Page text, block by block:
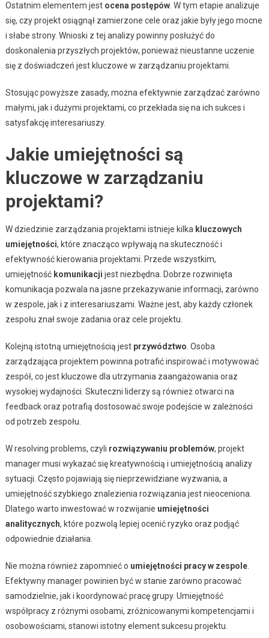
Ostatnim elementem jest ocena postępów. W tym etapie analizuje
się, czy projekt osiągnął zamierzone cele oraz jakie były jego mocne
i słabe strony. Wnioski z tej analizy powinny posłużyć do
doskonalenia przyszłych projektów, ponieważ nieustanne uczenie
się z doświadczeń jest kluczowe w zarządzaniu projektami.
Stosując powyższe zasady, można efektywnie zarządzać zarówno
małymi, jak i dużymi projektami, co przekłada się na ich sukces i
satysfakcję interesariuszy.
Jakie umiejętności są
kluczowe w zarządzaniu
projektami?
W dziedzinie zarządzania projektami istnieje kilka kluczowych
umiejętności, które znacząco wpływają na skuteczność i
efektywność kierowania projektami. Przede wszystkim,
umiejętność komunikacji jest niezbędna. Dobrze rozwinięta
komunikacja pozwala na jasne przekazywanie informacji, zarówno
w zespole, jak i z interesariuszami. Ważne jest, aby każdy członek
zespołu znał swoje zadania oraz cele projektu.
Kolejną istotną umiejętnością jest przywództwo. Osoba
zarządzająca projektem powinna potrafić inspirować i motywować
zespół, co jest kluczowe dla utrzymania zaangażowania oraz
wysokiej wydajności. Skuteczni liderzy są również otwarci na
feedback oraz potrafią dostosować swoje podejście w zależności
od potrzeb zespołu.
W resolving problems, czyli rozwiązywaniu problemów, projekt
manager musi wykazać się kreatywnością i umiejętnością analizy
sytuacji. Często pojawiają się nieprzewidziane wyzwania, a
umiejętność szybkiego znalezienia rozwiązania jest nieoceniona.
Dlatego warto inwestować w rozwijanie umiejętności
analitycznych, które pozwolą lepiej ocenić ryzyko oraz podjąć
odpowiednie działania.
Nie można również zapomnieć o umiejętności pracy w zespole.
Efektywny manager powinien być w stanie zarówno pracować
samodzielnie, jak i koordynować pracę grupy. Umiejętność
współpracy z różnymi osobami, zróżnicowanymi kompetencjami i
osobowościami, stanowi istotny element sukcesu projektu.